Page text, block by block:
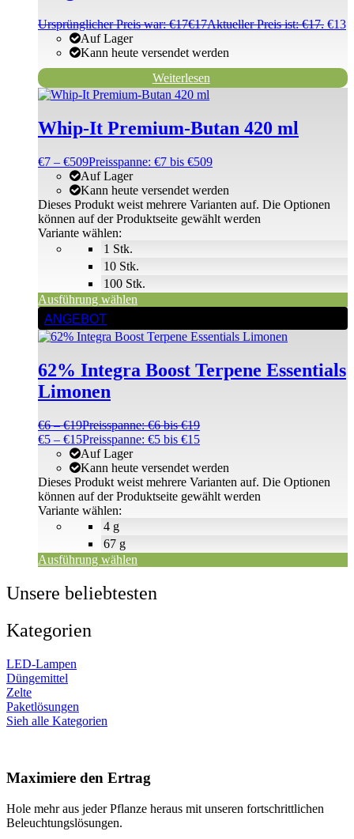
Ursprünglicher Preis war: €17€17Aktueller Preis ist: €17. €13
Auf Lager
Kann heute versendet werden
Weiterlesen
Whip-It Premium-Butan 420 ml
€7 – €509Preisspanne: €7 bis €509
1 Stk.
10 Stk.
100 Stk.
Auf Lager
Kann heute versendet werden
Variante wählen:
Ausführung wählen
Dieses Produkt weist mehrere Varianten auf. Die Optionen
können auf der Produktseite gewählt werden
ANGEBOT
62% Integra Boost Terpene Essentials
Limonen
€6 –€19Preisspanne: €6 bis €19
€5 – €15Preisspanne: €5 bis €15
4 g
67 g
Auf Lager
Kann heute versendet werden
Variante wählen:
Ausführung wählen
Dieses Produkt weist mehrere Varianten auf. Die Optionen
können auf der Produktseite gewählt werden
Unsere beliebtesten
Kategorien
LED-Lampen
Düngemittel
Zelte
Paketlösungen
Sieh alle Kategorien
Maximiere den Ertrag
Hole mehr aus jeder Pflanze heraus mit unseren fortschrittlichen
Beleuchtungslösungen.